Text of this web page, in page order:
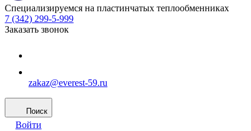
Специализируемся на пластинчатых теплообменниках
7 (342) 299-5-999
Заказать звонок
zakaz@everest-59.ru
Поиск
Войти